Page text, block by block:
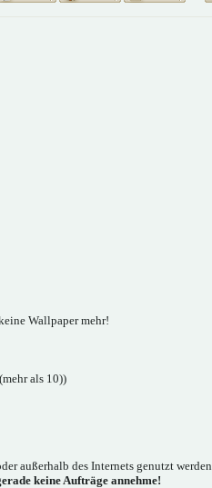
Wallpaper mehr!
als 10))
außerhalb des Internets genutzt werden
keine Aufträge annehme!